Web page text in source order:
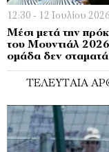
12:30 - 12 Ιουλίου 2026
Μέσι μετά την
του Μουντιάλ
ομάδα δεν σταματά
ΤΕΛΕΥΤΑΊΑ